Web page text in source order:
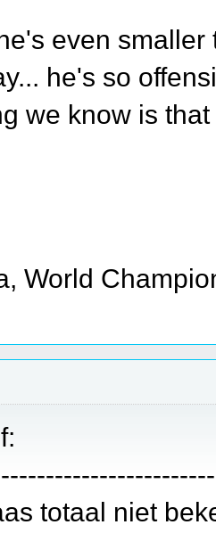
even smaller
he's so
we know is
World
totaal niet